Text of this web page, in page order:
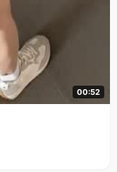
00:52